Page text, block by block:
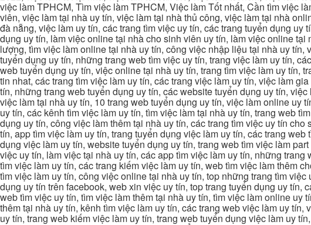
việc làm TPHCM, Tìm việc làm TPHCM, Việc làm Tốt nhất, Cần tìm việc
viên, việc làm tại nhà uy tín, việc làm tại nhà thủ công, việc làm tại nhà
đà nẵng, việc làm uy tín, các trang tìm việc uy tín, các trang tuyển dụng
dụng uy tín, làm việc online tại nhà cho sinh viên uy tín, làm việc online
lượng, tìm việc làm online tại nhà uy tín, công việc nhập liệu tại nhà uy
tuyển dụng uy tín, những trang web tìm việc uy tín, trang việc làm uy tín,
web tuyển dụng uy tín, việc online tại nhà uy tín, trang tìm việc làm uy tín,
tin nhat, các trang tìm việc làm uy tín, các trang việc làm uy tín, việc làm
tín, những trang web tuyển dụng uy tín, các website tuyển dụng uy tín,
việc làm tại nhà uy tín, 10 trang web tuyển dụng uy tín, việc làm online
uy tín, các kênh tìm việc làm uy tín, tìm việc làm tại nhà uy tín, trang web
dụng uy tín, công việc làm thêm tại nhà uy tín, các trang tìm việc uy tín
tín, app tìm việc làm uy tín, trang tuyển dụng việc làm uy tín, các trang
dụng việc làm uy tín, website tuyển dụng uy tín, trang web tìm việc làm
việc uy tín, làm việc tại nhà uy tín, các app tìm việc làm uy tín, những
tìm việc làm uy tín, các trang kiếm việc làm uy tín, web tìm việc làm thêm
tìm việc làm uy tín, công việc online tại nhà uy tín, top những trang tìm
dụng uy tín trên facebook, web xin việc uy tín, top trang tuyển dụng uy
web tìm việc uy tín, tìm việc làm thêm tại nhà uy tín, tìm việc làm online
thêm tại nhà uy tín, kênh tìm việc làm uy tín, các trang web việc làm uy
uy tín, trang web kiếm việc làm uy tín, trang web tuyển dụng việc làm uy